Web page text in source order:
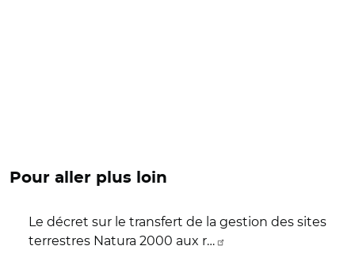
Pour aller plus loin
Le décret sur le transfert de la gestion des sites
terrestres Natura 2000 aux r…